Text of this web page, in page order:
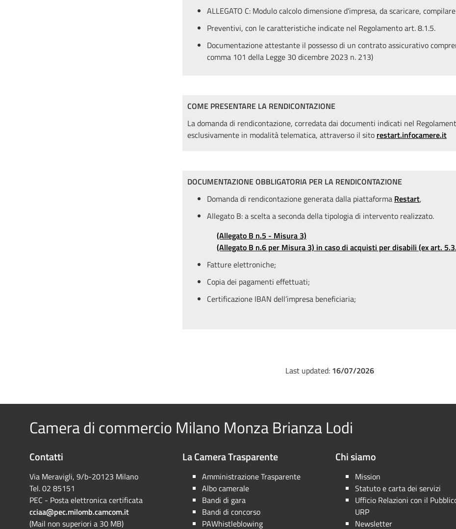
ALLEGATO C: Modulo calcolo dimensione d’impresa, da scaricare,
Preventivi, con le caratteristiche indicate nel Regolamento art. 8.1.5.
Documentazione attestante il possesso di un contrato assicurativo
comma 101 della Legge 30 dicembre 2023 n. 213)
COME PRESENTARE LA RENDICONTAZIONE
La domanda di rendicontazione, corredata dai documenti indicati nel
esclusivamente in modalità telematica, attraverso il sito restart.infocamere.it
DOCUMENTAZIONE OBBLIGATORIA PER LA RENDICONTAZIONE
Domanda di rendicontazione generata dalla piattaforma Restart,
Allegato B: a scelta a seconda della tipologia di intervento realizzato.
(Allegato B n.5 - Misura 3)
(Allegato B n.6 per Misura 3) in caso di acquisti per disabili (ex art.
Fatture elettroniche;
Copia dei pagamenti effettuati;
Certificazione IBAN dell’impresa beneficiaria;
Last updated: 16/07/2026
Camera di commercio Milano Monza Brianza Lodi
Contatti
Via Meravigli, 9/b-20123 Milano
Tel. 02 85151
PEC - Posta elettronica certificata
cciaa@pec.milomb.camcom.it
(Mail non superiori a 30 MB)
La Camera Trasparente
Amministrazione Trasparente
Albo camerale
Bandi di gara
Bandi di concorso
PAWhistleblowing
Chi siamo
Mission
Statuto e carta dei servizi
Ufficio Relazioni con il
URP
Newsletter